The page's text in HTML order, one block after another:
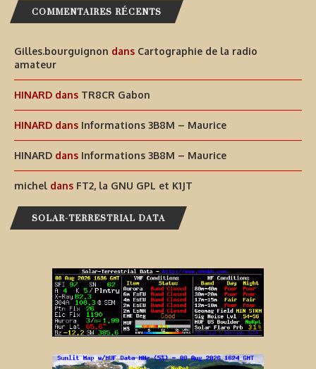
COMMENTAIRES RÉCENTS
Gilles.bourguignon dans Cartographie de la radio
amateur
HINARD dans TR8CR Gabon
HINARD dans Informations 3B8M – Maurice
HINARD dans Informations 3B8M – Maurice
michel dans FT2, la GNU GPL et K1JT
SOLAR-TERRESTRIAL DATA